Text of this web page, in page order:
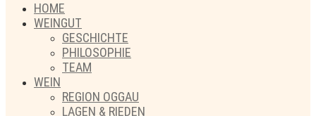
HOME
WEINGUT
GESCHICHTE
PHILOSOPHIE
TEAM
WEIN
REGION OGGAU
LAGEN & RIEDEN